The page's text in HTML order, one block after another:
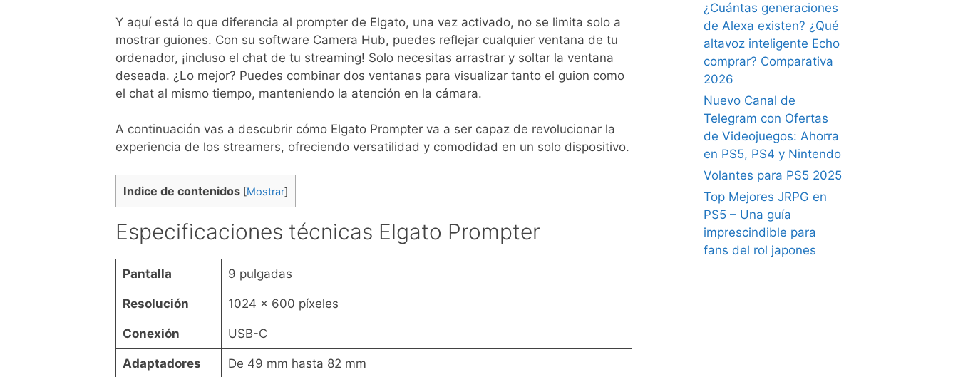
Y aquí está lo que diferencia al prompter de Elgato, una vez activado, no se limita solo a
mostrar guiones. Con su software Camera Hub, puedes reflejar cualquier ventana de tu
ordenador, ¡incluso el chat de tu streaming! Solo necesitas arrastrar y soltar la ventana
deseada. ¿Lo mejor? Puedes combinar dos ventanas para visualizar tanto el guion como
el chat al mismo tiempo, manteniendo la atención en la cámara.
A continuación vas a descubrir cómo Elgato Prompter va a ser capaz de revolucionar la
experiencia de los streamers, ofreciendo versatilidad y comodidad en un solo dispositivo.
Indice de contenidos [Mostrar]
Especificaciones técnicas Elgato Prompter
Pantalla 9 pulgadas
Resolución 1024 x 600 píxeles
Conexión USB-C
Adaptadores De 49 mm hasta 82 mm
¿Cuántas generaciones
de Alexa existen? ¿Qué
altavoz inteligente Echo
comprar? Comparativa
2026
Nuevo Canal de
Telegram con Ofertas
de Videojuegos: Ahorra
en PS5, PS4 y Nintendo
Volantes para PS5 2025
Top Mejores JRPG en
PS5 – Una guía
imprescindible para
fans del rol japones